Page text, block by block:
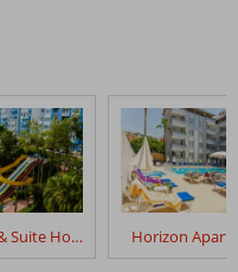
Ark Apart & Suite Hotel Horizon